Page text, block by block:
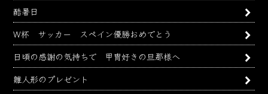
酷暑日
W杯 サッカー スペイン優勝おめでとう
日頃の感謝の気持ちで 甲冑好きの旦那様へ
雛人形のプレゼント